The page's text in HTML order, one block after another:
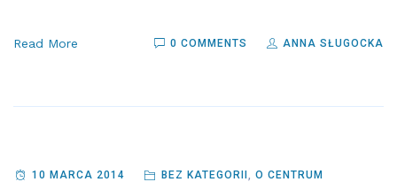
Read More 0 COMMENTS ANNA SŁUGOCKA
10 MARCA 2014 BEZ KATEGORII , O CENTRUM